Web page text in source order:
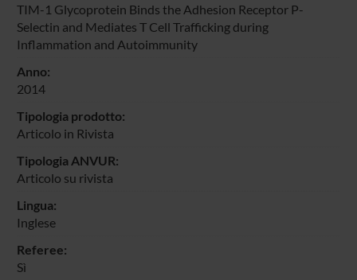
TIM-1 Glycoprotein Binds the Adhesion Receptor P-
Selectin and Mediates T Cell Trafficking during
Inflammation and Autoimmunity
Anno:
2014
Tipologia prodotto:
Articolo in Rivista
Tipologia ANVUR:
Articolo su rivista
Lingua:
Inglese
Referee:
Sì